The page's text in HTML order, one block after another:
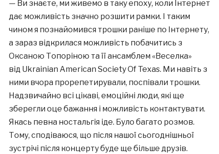
— Ви знаєте, ми живемо в таку епоху, коли Інтернет
дає можливість значно розшити рамки. І таким
чином я познайомився трошки раніше по Інтернету,
а зараз відкрилася можливість побачитись з
Оксаною Топоріною та її ансамблем «Веселка»
від Ukrainian American Society Of Texas. Ми навіть з
ними вчора прорепетирували, поспівали трошки.
Надзвичайно всі цікаві, емоційні люди, які ще
зберегли оце бажання і можливість контактувати.
Якась певна ностальгія іде. Було багато розмов.
Тому, сподіваюся, що після нашої сьогоднішньої
зустрічі після концерту буде ще більше друзів.